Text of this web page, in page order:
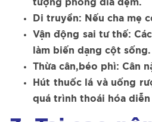
tượng phồng đĩa đệm.
Di truyền: Nếu cha mẹ
Vận động sai tư thế:
làm biến dạng cột sống.
Thừa cân, béo phì: Cân
Hút thuốc lá và uống
quá trình thoái hóa diễn